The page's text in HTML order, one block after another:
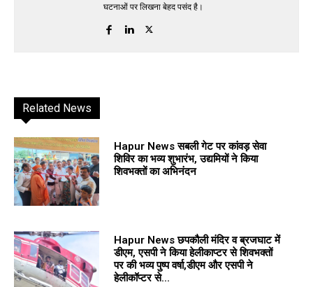
घटनाओं पर लिखना बेहद पसंद है।
Related News
Hapur News सबली गेट पर कांवड़ सेवा
शिविर का भव्य शुभारंभ, उद्यमियों ने किया
शिवभक्तों का अभिनंदन
Hapur News छपकौली मंदिर व ब्रजघाट में
डीएम, एसपी ने किया हेलीकाप्टर से शिवभक्तों
पर की भव्य पुष्प वर्षा,डीएम और एसपी ने
हेलीकॉप्टर से...